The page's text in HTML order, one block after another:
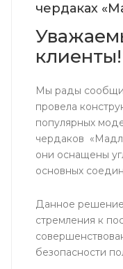
чердаках
клиенты!
Мы рады
провела
популярных
чердаков
они оснащены
основных
Данное
стремления к
безопасности